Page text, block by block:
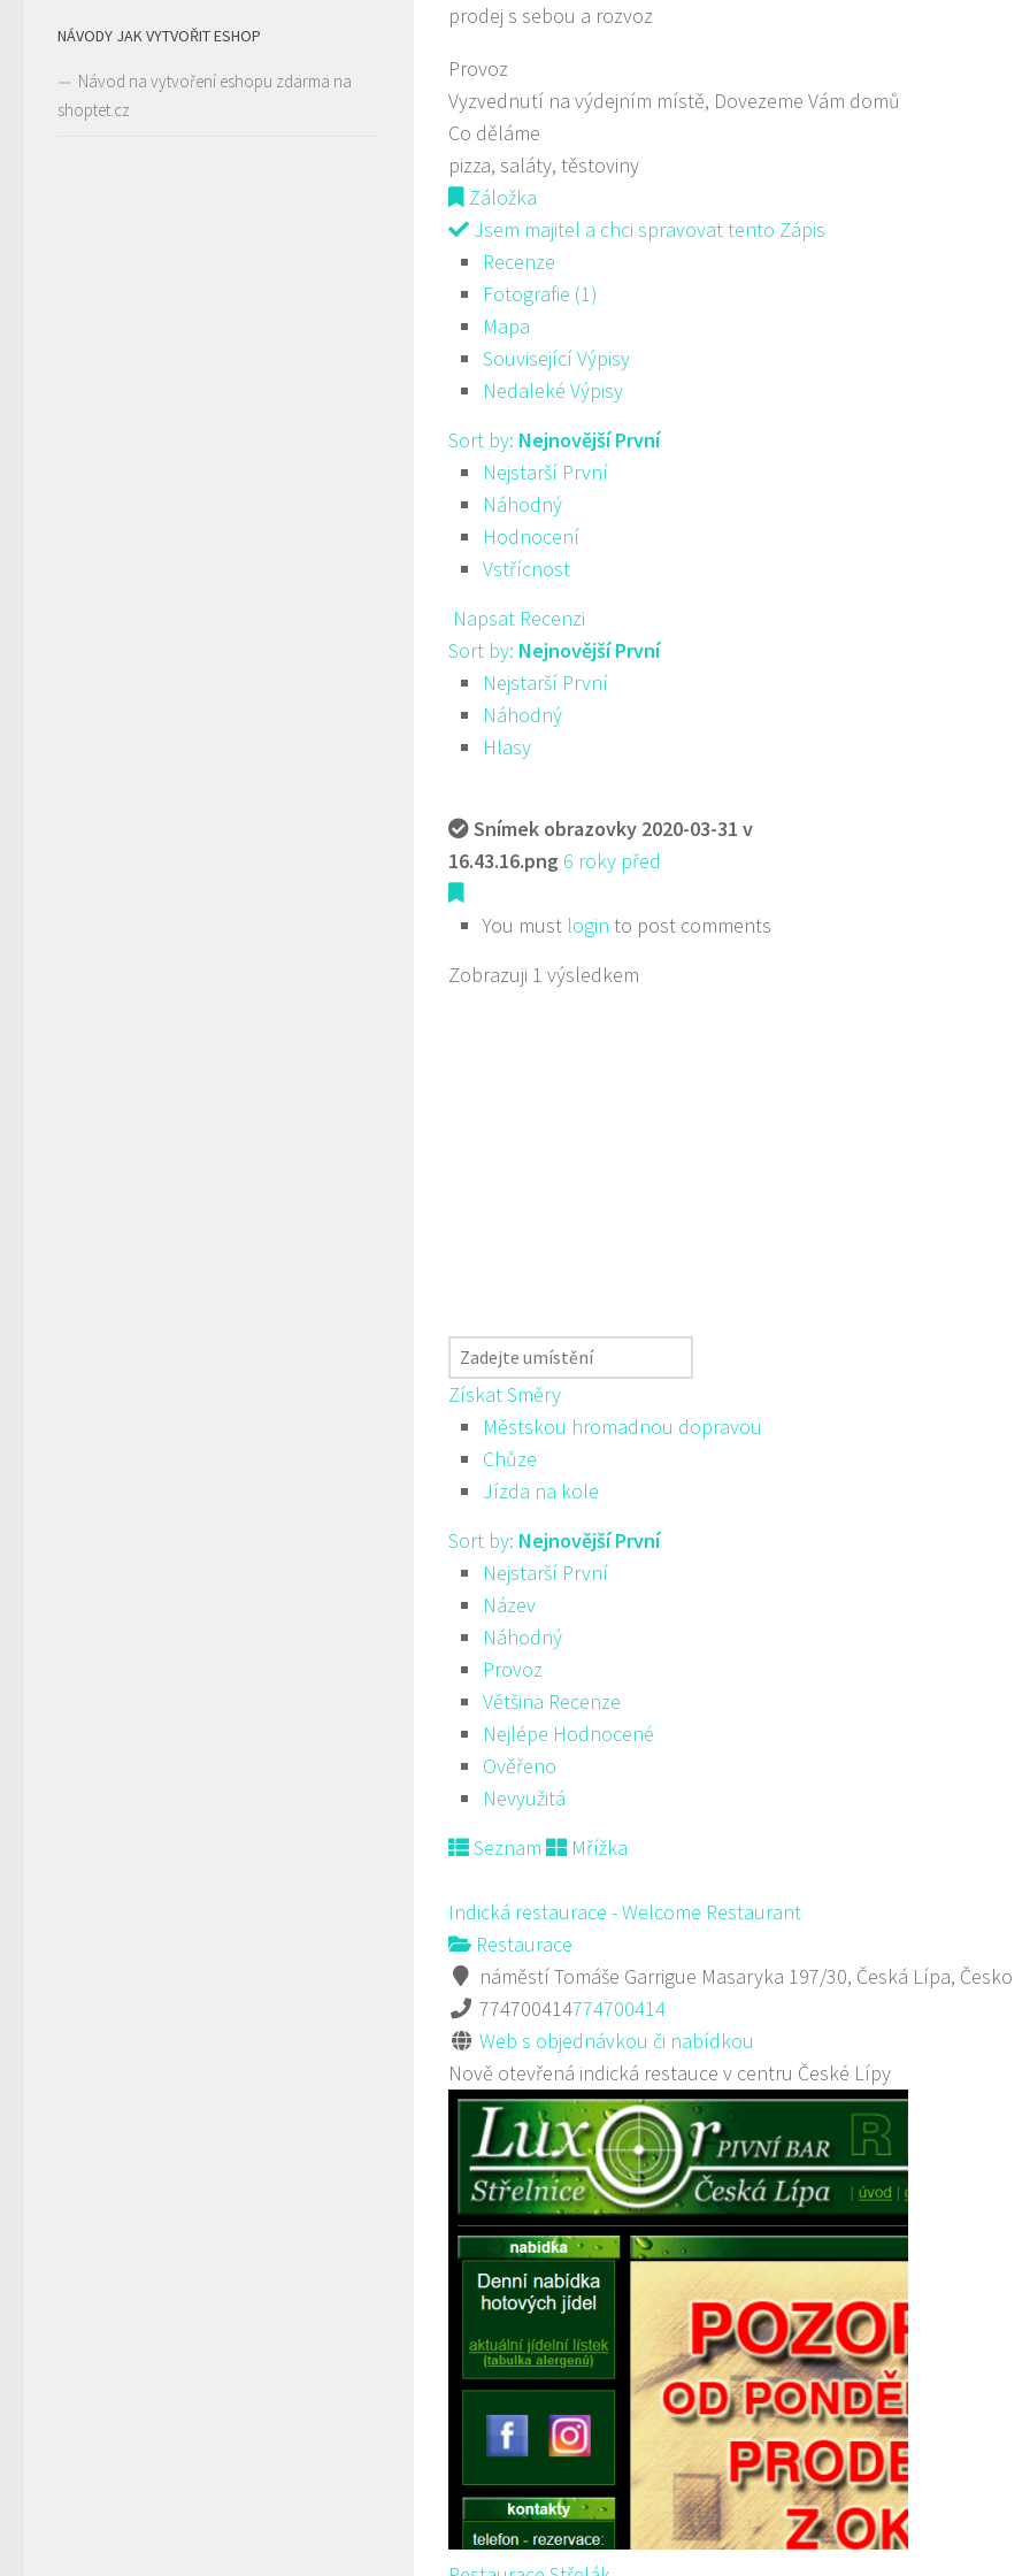
prodej s sebou a rozvoz
Provoz
Vyzvednutí na výdejním místě, Dovezeme Vám domů
Co děláme
pizza, saláty, těstoviny
Záložka
Jsem majitel a chci spravovat tento Zápis
Recenze
Fotografie (1)
Mapa
Související Výpisy
Nedaleké Výpisy
Sort by: Nejnovější První
Nejstarší První
Náhodný
Hodnocení
Vstřícnost
Napsat Recenzi
Sort by: Nejnovější První
Nejstarší První
Náhodný
Hlasy
Snímek obrazovky 2020-03-31 v
16.43.16.png 6 roky před
You must login to post comments
Zobrazuji 1 výsledkem
Získat Směry
Městskou hromadnou dopravou
Chůze
Jízda na kole
Sort by: Nejnovější První
Nejstarší První
Název
Náhodný
Provoz
Většina Recenze
Nejlépe Hodnocené
Ověřeno
Nevyužitá
Seznam
Mřížka
Indická restaurace - Welcome Restaurant
Restaurace
náměstí Tomáše Garrigue Masaryka 197/30, Česká Lípa, Česko
774700414774700414
Web s objednávkou či nabídkou
Nově otevřená indická restauce v centru České Lípy
NÁVODY JAK VYTVOŘIT ESHOP
Návod na vytvoření eshopu zdarma na
shoptet.cz